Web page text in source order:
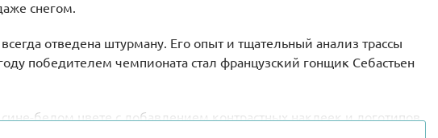
снегом.
отведена штурману. Его опыт и тщательный анализ трассы
победителем чемпионата стал французский гонщик Себастьен
белом цвете с добавлением контрастных наклеек и логотипов.